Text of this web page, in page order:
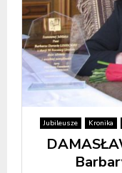
Jubileusze Kronika